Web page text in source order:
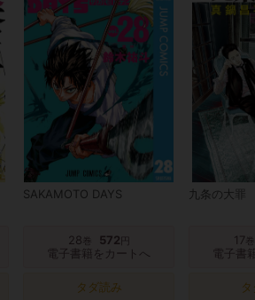
SAKAMOTO DAYS
28 巻 572 円
電子書籍をカートへ
タダ読み
九条の大罪
17 巻
電子書